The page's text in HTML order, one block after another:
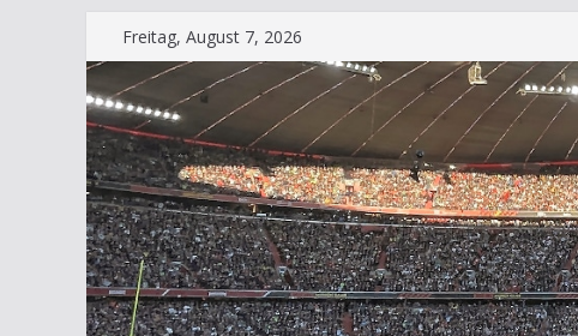
Zum
Inhalt
springen
Freitag, August 7, 2026